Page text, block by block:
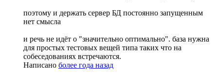
поэтому и держать сервер БД постоянно запущенным
нет смысла
и речь не идёт о "значительно оптимально". база нужна
для простых тестовых вещей типа таких что на
собеседованиях встречаются.
Написано более года назад